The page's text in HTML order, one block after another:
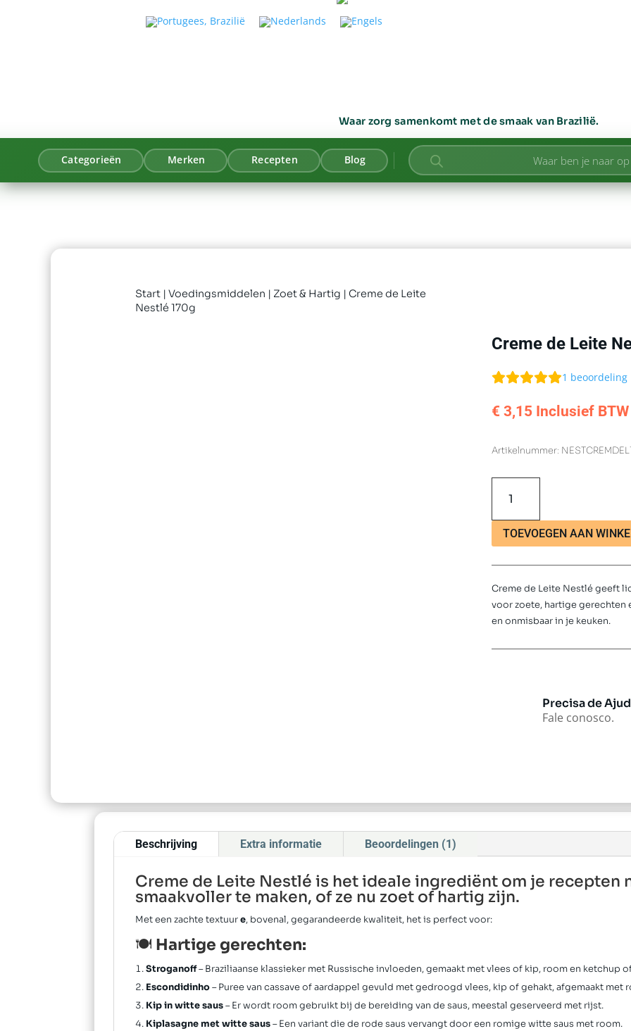
Waar zorg samenkomt met de smaak van Brazilië.
Categorieën Merken Recepten Blog Producten
zoeken
Start | Voedingsmiddelen | Zoet & Hartig | Creme de Leite
Nestlé 170g
Creme de Leite
1 beoordeling
€ 3,15 Inclusief BTW
Artikelnummer:
Leite
Nestlé
170g
aantal
TOEVOEGEN AAN
Creme de Leite Nestlé geeft
voor zoete, hartige gerechten
en onmisbaar in je keuken.
Precisa de
Fale conosco.
Beschrijving Extra informatie Beoordelingen (1)
Creme de Leite Nestlé is het ideale ingrediënt om je recepten
smaakvoller te maken, of ze nu zoet of hartig zijn.
Met een zachte textuure, bovenal, gegarandeerde kwaliteit, het is perfect voor:
🍽️ Hartige gerechten:
Stroganoff– Braziliaanse klassieker met Russische invloeden, gemaakt met vlees of kip, room en ketchup
Escondidinho– Puree van cassave of aardappel gevuld met gedroogd vlees, kip of gehakt, afgemaakt met
Kip in witte saus– Er wordt room gebruikt bij de bereiding van de saus, meestal geserveerd met rijst.
Kiplasagne met witte saus– Een variant die de rode saus vervangt door een romige witte saus met room.